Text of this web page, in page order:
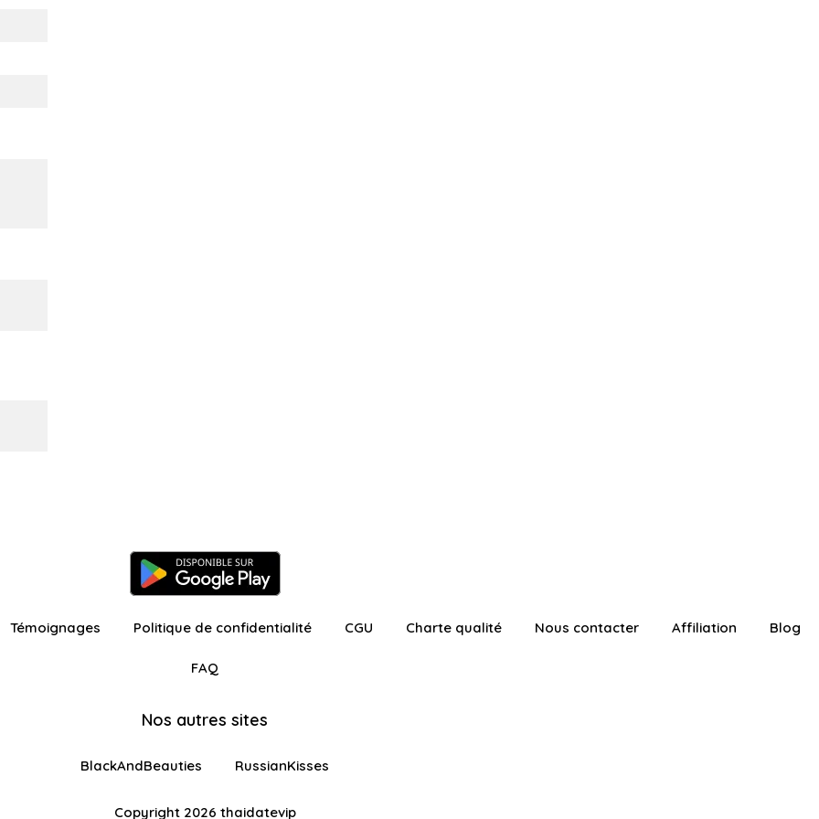
Témoignages Politique de confidentialité CGU Charte qualité Nous contacter Affiliation Blog
FAQ
Nos autres sites
BlackAndBeauties RussianKisses
Copyright 2026 thaidatevip